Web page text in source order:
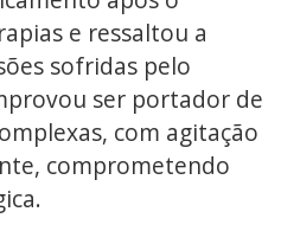
e ressaltou a
sofridas pelo
ser portador de
com agitação
comprometendo